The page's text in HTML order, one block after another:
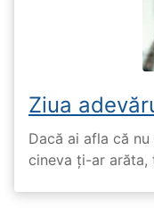
Ziua
Dacă ai afla că
cineva ți-ar